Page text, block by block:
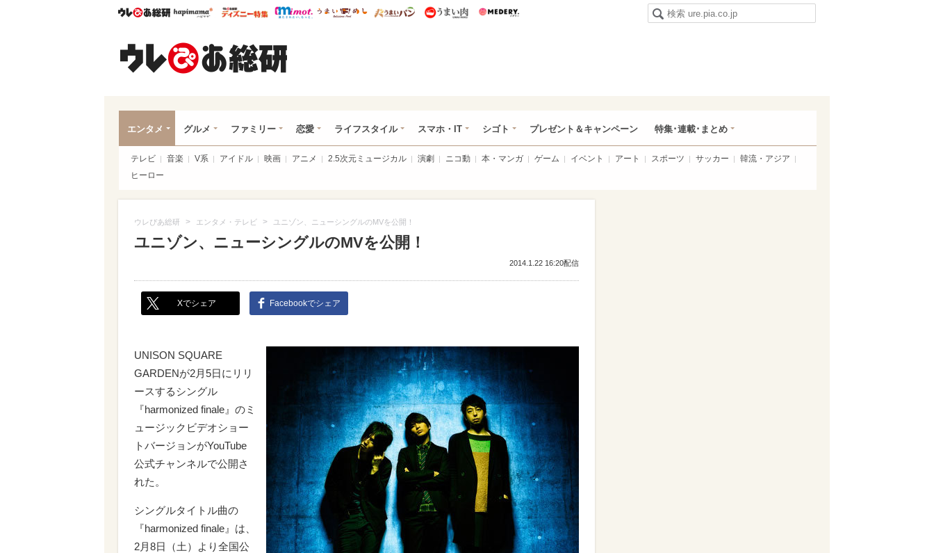
ウレぴあ総研ハピママ* ウレぴあ総研 ディズニー特集
mimot. うまいめし うまいパン うまい肉
エンタメ グルメ ファミリー 恋愛 ライフスタイル スマホ・IT シゴト プレゼント＆キャンペーン 特集･連載･まとめ
テレビ 音楽 V系 アイドル 映画 アニメ 2.5次元ミュージカル 演劇 ニコ動 本・マンガ ゲーム イベント アート スポーツ サッカー
韓流・アジア
ヒーロー
ウレぴあ総研 > エンタメ・テレビ > ユニゾン、ニューシングルのMVを公開！
ユニゾン、ニューシングルのMVを公開！
2014.1.22 16:20配信
Xでシェア Facebookでシェア
UNISON SQUARE
GARDENが2月5日にリリ
ースするシングル
『harmonized finale』のミ
ュージックビデオショー
トバージョンがYouTube
公式チャンネルで公開さ
れた。
シングルタイトル曲の
『harmonized finale』は、
2月8日（土）より全国公